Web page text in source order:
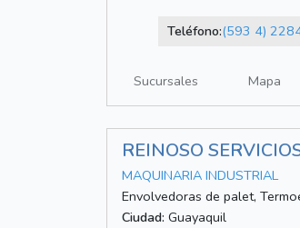
Teléfono:(593 4)
Sucursales Mapa
REINOSO
MAQUINARIA INDUSTRIAL
Envolvedoras de palet,
Ciudad: Guayaquil